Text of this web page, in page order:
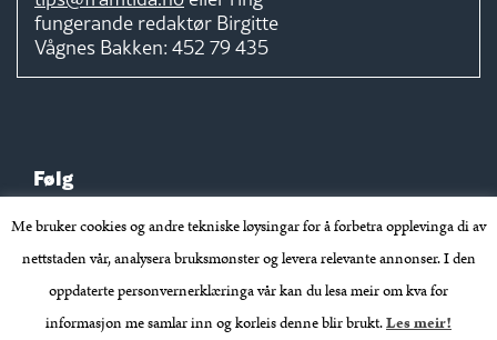
Følg
fungerande redaktør Birgitte
Vågnes Bakken: 452 79 435
Takk for støtta:
Me bruker cookies og andre tekniske løysingar for å forbetra opplevinga di av
nettstaden vår, analysera bruksmønster og levera relevante annonser. I den
oppdaterte personvernerklæringa vår kan du lesa meir om kva for
informasjon me samlar inn og korleis denne blir brukt.Les meir!